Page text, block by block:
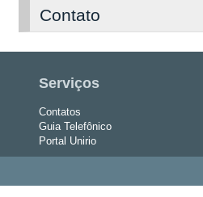
Contato
Serviços
Contatos
Guia Telefônico
Portal Unirio